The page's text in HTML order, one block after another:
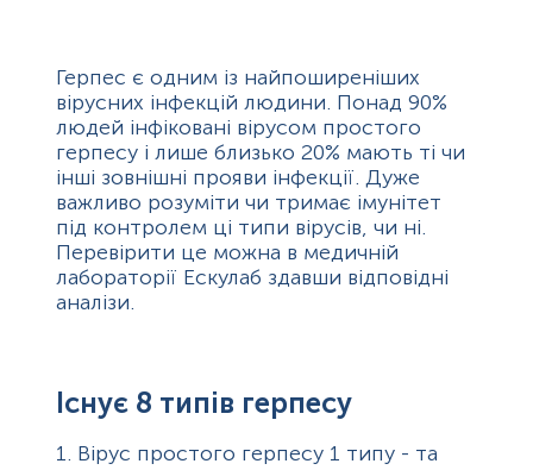
Герпес є одним із найпоширеніших
вірусних інфекцій людини. Понад 90%
людей інфіковані вірусом простого
герпесу і лише близько 20% мають ті чи
інші зовнішні прояви інфекції. Дуже
важливо розуміти чи тримає імунітет
під контролем ці типи вірусів, чи ні.
Перевірити це можна в медичній
лабораторії Ескулаб здавши відповідні
аналізи.
Існує 8 типів герпесу
1. Вірус простого герпесу 1 типу - та